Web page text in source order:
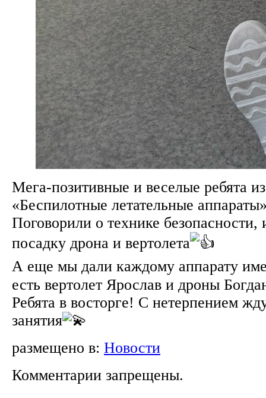
Мега-позитивные и веселые ребята
«Беспилотные летательные
Поговорили о технике безопасности,
посадку дрона и вертолета
А еще мы дали каждому аппарату
есть вертолет Ярослав и дроны
Ребята в восторге! С нетерпением
занятия
размещено в: Новости
Комментарии запрещены.